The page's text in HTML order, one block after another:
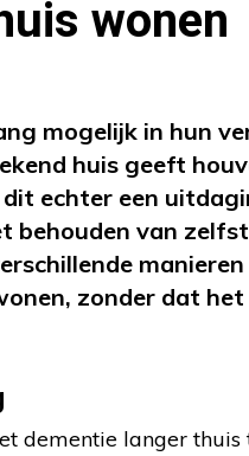
wonen
mogelijk in hun
huis geeft
echter een
behouden van
zonder dat
dementie langer thuis